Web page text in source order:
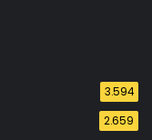
3.594
2.659